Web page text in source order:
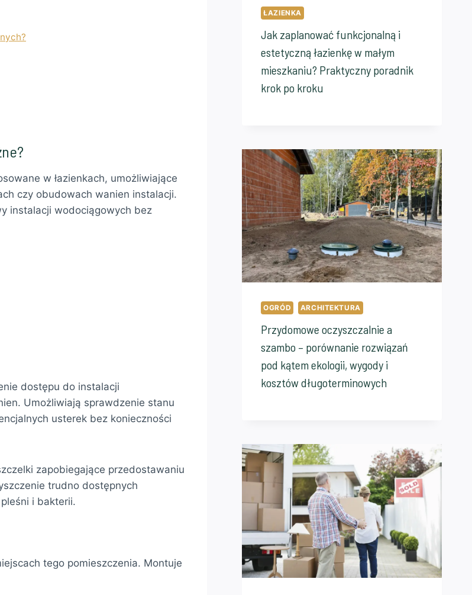
w łazienkach, umożliwiające
czy obudowach wanien instalacji.
instalacji wodociągowych bez
dostępu do instalacji
Umożliwiają sprawdzenie stanu
usterek bez konieczności
zapobiegające przedostawaniu
trudno dostępnych
i bakterii.
tego pomieszczenia. Montuje
ŁAZIENKA
Jak zaplanować funkcjonalną i
estetyczną łazienkę w małym
mieszkaniu? Praktyczny poradnik
krok po kroku
OGRÓD ARCHITEKTURA
Przydomowe oczyszczalnie a
szambo – porównanie rozwiązań
pod kątem ekologii, wygody i
kosztów długoterminowych